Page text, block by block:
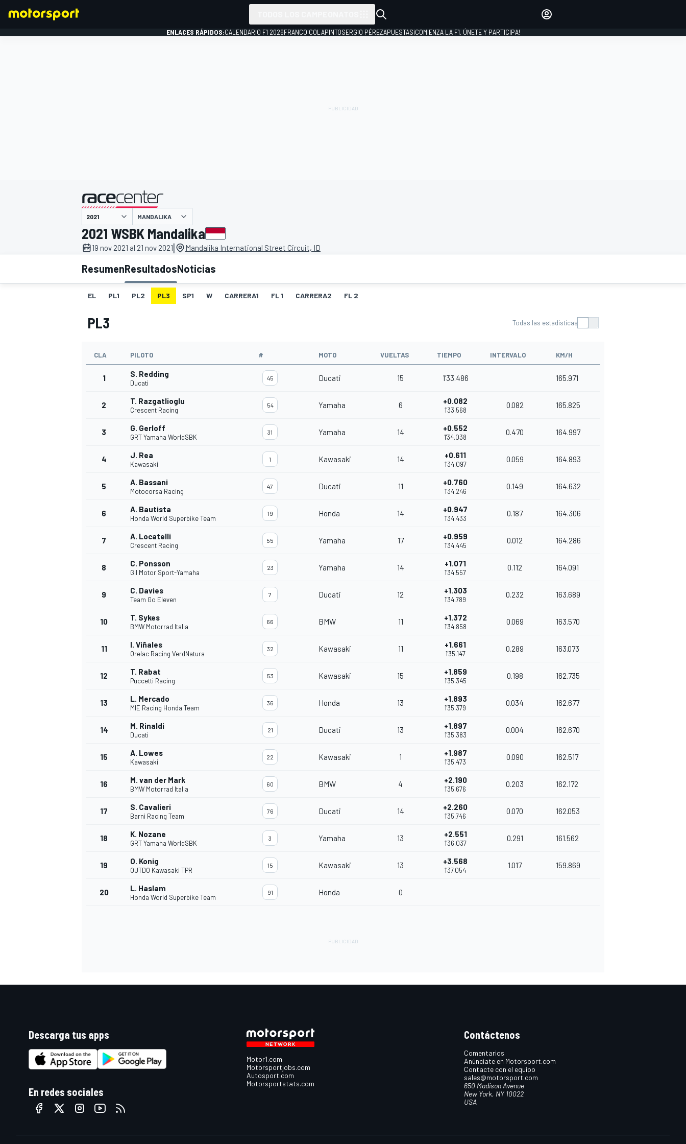
INDYCAR
FÓRMULA E
INICIAR SESIÓN
ENLACES RÁPIDOS:CALENDARIO F1 2026FRANCO COLAPINTOSERGIO PÉREZAPUESTAS¡COMIENZA LA F1, ÚNETE Y PARTICIPA!
presentado por
MANDALIKA
2021 WSBK Mandalika
19 nov 2021 al 21 nov 2021| Mandalika International Street Circuit, ID
ResumenResultadosNoticias
EL PL1 PL2 PL3 SP1 W CARRERA1 FL 1 CARRERA2 FL 2
PL3 Todas las estadísticas
CLA PILOTO # MOTO VUELTAS TIEMPO INTERVALO KM/H
1 S. Redding
Ducati
45 Ducati 15 1'33.486 165.971
2 T. Razgatlioglu
Crescent Racing
54 Yamaha 6 +0.082
1'33.568
0.082 165.825
3 G. Gerloff
GRT Yamaha WorldSBK
31 Yamaha 14 +0.552
1'34.038
0.470 164.997
4 J. Rea
Kawasaki
1 Kawasaki 14 +0.611
1'34.097
0.059 164.893
5 A. Bassani
Motocorsa Racing
47 Ducati 11 +0.760
1'34.246
0.149 164.632
6 A. Bautista
Honda World Superbike Team
19 Honda 14 +0.947
1'34.433
0.187 164.306
7 A. Locatelli
Crescent Racing
55 Yamaha 17 +0.959
1'34.445
0.012 164.286
8 C. Ponsson
Gil Motor Sport-Yamaha
23 Yamaha 14 +1.071
1'34.557
0.112 164.091
9 C. Davies
Team Go Eleven
7 Ducati 12 +1.303
1'34.789
0.232 163.689
10 T. Sykes
BMW Motorrad Italia
66 BMW 11 +1.372
1'34.858
0.069 163.570
11 I. Viñales
Orelac Racing VerdNatura
32 Kawasaki 11 +1.661
1'35.147
0.289 163.073
12 T. Rabat
Puccetti Racing
53 Kawasaki 15 +1.859
1'35.345
0.198 162.735
13 L. Mercado
MIE Racing Honda Team
36 Honda 13 +1.893
1'35.379
0.034 162.677
14 M. Rinaldi
Ducati
21 Ducati 13 +1.897
1'35.383
0.004 162.670
15 A. Lowes
Kawasaki
22 Kawasaki 1 +1.987
1'35.473
0.090 162.517
16 M. van der Mark
BMW Motorrad Italia
60 BMW 4 +2.190
1'35.676
0.203 162.172
17 S. Cavalieri
Barni Racing Team
76 Ducati 14 +2.260
1'35.746
0.070 162.053
18 K. Nozane
GRT Yamaha WorldSBK
3 Yamaha 13 +2.551
1'36.037
0.291 161.562
19 O. Konig
OUTDO Kawasaki TPR
15 Kawasaki 13 +3.568
1'37.054
1.017 159.869
20 L. Haslam
Honda World Superbike Team
91 Honda 0
Descarga tus apps
En redes sociales
Motor1.com
Motorsportjobs.com
Autosport.com
Motorsportstats.com
Contáctenos
Comentarios
Anúnciate en Motorsport.com
Contacte con el equipo
sales@motorsport.com
650 Madison Avenue
New York, NY 10022
USA